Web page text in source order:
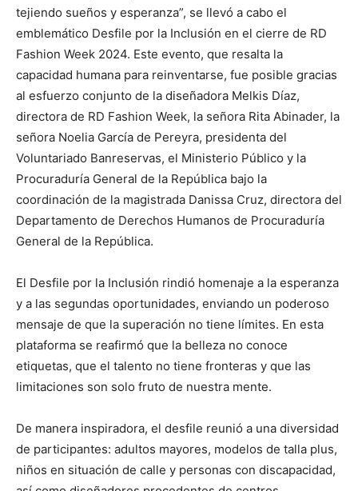
tejiendo sueños y esperanza”, se llevó a cabo el
emblemático Desfile por la Inclusión en el cierre de RD
Fashion Week 2024. Este evento, que resalta la
capacidad humana para reinventarse, fue posible gracias
al esfuerzo conjunto de la diseñadora Melkis Díaz,
directora de RD Fashion Week, la señora Rita Abinader, la
señora Noelia García de Pereyra, presidenta del
Voluntariado Banreservas, el Ministerio Público y la
Procuraduría General de la República bajo la
coordinación de la magistrada Danissa Cruz, directora del
Departamento de Derechos Humanos de Procuraduría
General de la República.
El Desfile por la Inclusión rindió homenaje a la esperanza
y a las segundas oportunidades, enviando un poderoso
mensaje de que la superación no tiene límites. En esta
plataforma se reafirmó que la belleza no conoce
etiquetas, que el talento no tiene fronteras y que las
limitaciones son solo fruto de nuestra mente.
De manera inspiradora, el desfile reunió a una diversidad
de participantes: adultos mayores, modelos de talla plus,
niños en situación de calle y personas con discapacidad,